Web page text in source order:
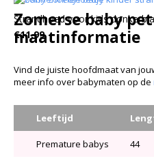
Zomerse baby
maatinformatie
Vind de juiste hoofdmaat van
meer info over babymaten op de
Leeftijd
Premature babys 44
Strandhoed voor kids
€11.99